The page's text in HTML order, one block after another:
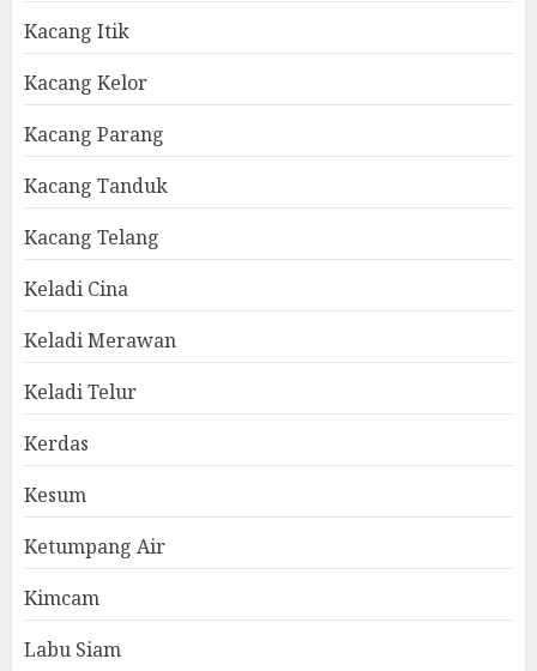
Kacang Itik
Kacang Kelor
Kacang Parang
Kacang Tanduk
Kacang Telang
Keladi Cina
Keladi Merawan
Keladi Telur
Kerdas
Kesum
Ketumpang Air
Kimcam
Labu Siam